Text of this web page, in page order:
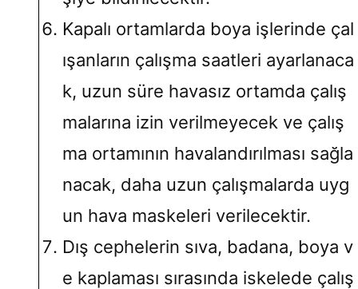
Kapalı ortamlarda boya işlerinde çal
ışanların çalışma saatleri ayarlanaca
k, uzun süre havasız ortamda çalış
malarına izin verilmeyecek ve çalış
ma ortamının havalandırılması sağla
nacak, daha uzun çalışmalarda uyg
un hava maskeleri verilecektir.
Dış cephelerin sıva, badana, boya v
e kaplaması sırasında iskelede çalış